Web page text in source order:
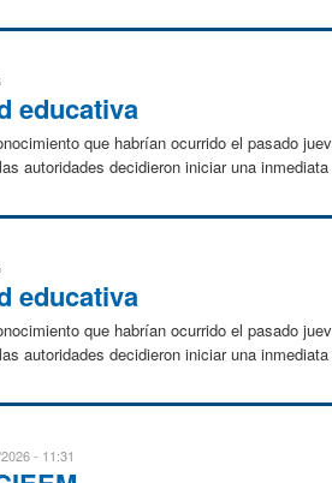
educativa
que habrían ocurrido el pasado
autoridades decidieron iniciar una
educativa
que habrían ocurrido el pasado
autoridades decidieron iniciar una
- 11:31